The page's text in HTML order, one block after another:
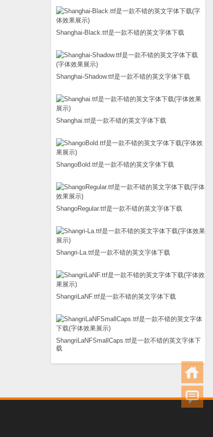
Shanghai-Black.ttf是一款不错的英文字体下载
Shanghai-Shadow.ttf是一款不错的英文字体下载
Shanghai.ttf是一款不错的英文字体下载
ShangoBold.ttf是一款不错的英文字体下载
ShangoRegular.ttf是一款不错的英文字体下载
Shangri-La.ttf是一款不错的英文字体下载
ShangriLaNF.ttf是一款不错的英文字体下载
ShangriLaNFSmallCaps.ttf是一款不错的英文字体下
载